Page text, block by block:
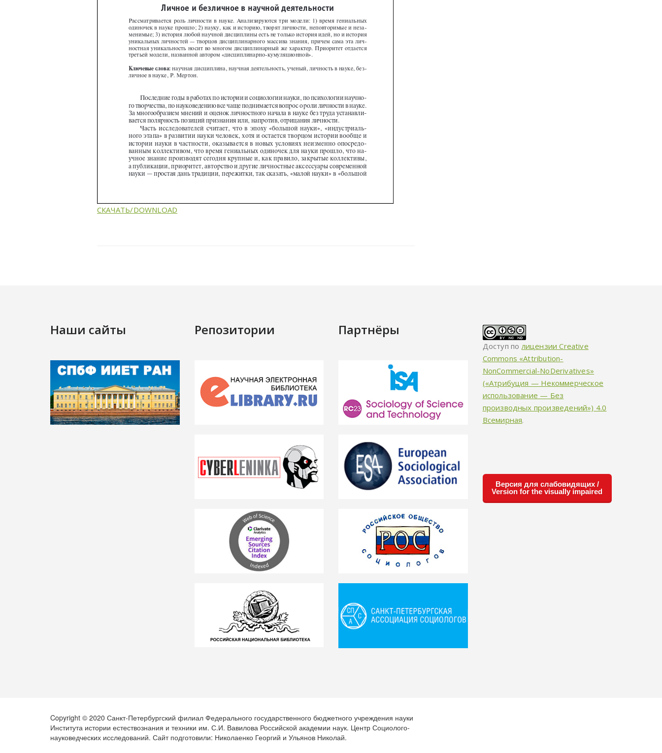
СКАЧАТЬ/DOWNLOAD
Наши сайты Репозитории Партнёры
Доступ по лицензии Creative
Commons «Attribution-
NonCommercial-NoDerivatives»
(«Атрибуция — Некоммерческое
использование — Без
производных произведений») 4.0
Всемирная.
Версия для слабовидящих /
Version for the visually impaired
Copyright © 2020 Санкт-Петербургский филиал Федерального государственного бюджетного учреждения науки
Института истории естествознания и техники им. С.И. Вавилова Российской академии наук. Центр Социолого-
науковедческих исследований. Сайт подготовили: Николаенко Георгий и Ульянов Николай.